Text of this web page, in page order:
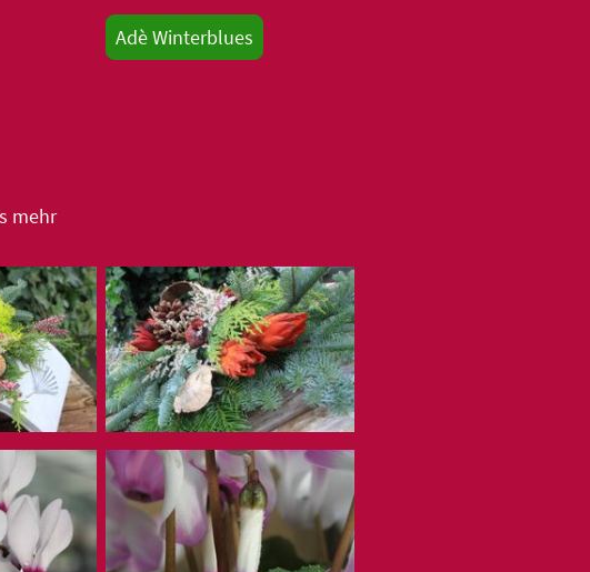
Adè Winterblues
mehr